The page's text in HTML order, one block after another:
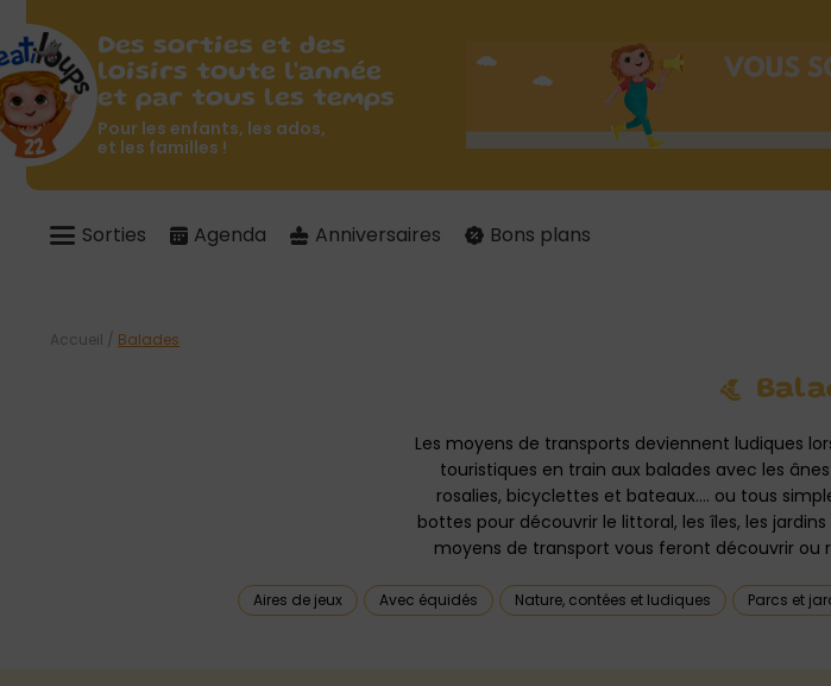
Des sorties et des
loisirs toute l'année
et par tous les temps
Pour les enfants, les ados,
et les familles !
Sorties Agenda Anniversaires Bons plans
Les moyens de transports deviennent ludiques
touristiques en train aux balades avec les
rosalies, bicyclettes et bateaux…. ou tous
bottes pour découvrir le littoral, les îles, les
moyens de transport vous feront découvrir ou
Aires de jeux Avec équidés Nature, contées et ludiques Parcs et
Accueil / Balades